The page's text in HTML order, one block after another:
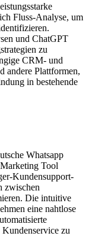
Fluss-Analyse, um
und ChatGPT
zu
CRM- und
andere Plattformen,
in bestehende
Whatsapp
Tool
Kundensupport-
zwischen
Die intuitive
eine nahtlose
zu